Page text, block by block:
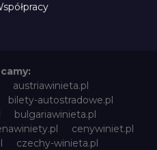
austriawinieta.pl
bilety-autostradowe.pl
bulgariawinieta.pl
cenywiniet.pl
czechy-winieta.pl